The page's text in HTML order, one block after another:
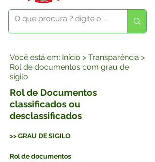
Você está em: Início > Transparência >
Rol de documentos com grau de
sigilo
Rol de Documentos
classificados ou
desclassificados
>> GRAU DE SIGILO
Rol de documentos